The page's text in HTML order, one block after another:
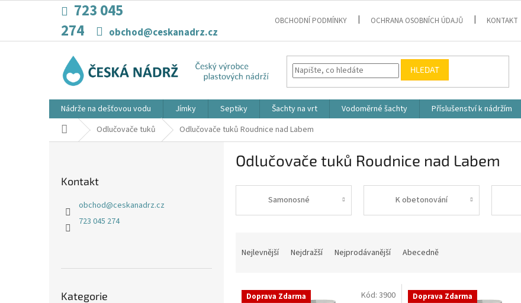
723 045
274
obchod@ceskanadrz.cz
OBCHODNÍ PODMÍNKY OCHRANA OSOBNÍCH ÚDAJŮ KONTAKT
HLEDAT
Nádrže na dešťovou vodu Jímky Septiky Šachty na vrt Vodoměrné šachty Příslušenství k nádržím
Domů Odlučovače tuků Odlučovače tuků Roudnice nad Labem
Kontakt
obchod@ceskanadrz.cz
723 045 274
kategorie
Kategorie
Odlučovače tuků Roudnice nad Labem
Samonosné K obetonování
n
Nejlevnější Nejdražší Nejprodávanější Abecedně
V Doprava Zdarma Kód: 3900 Doprava Zdarma